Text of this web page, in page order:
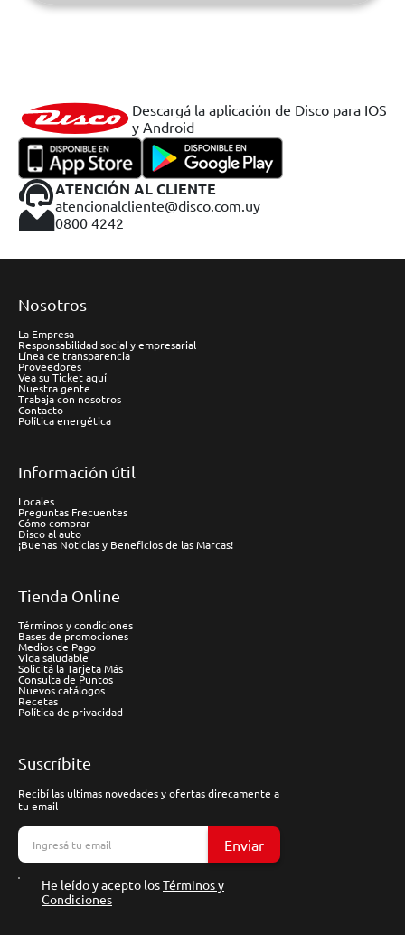
Descargá la aplicación de Disco para IOS
y Android
ATENCIÓN AL CLIENTE
atencionalcliente@disco.com.uy
0800 4242
Nosotros
La Empresa
Responsabilidad social y empresarial
Línea de transparencia
Proveedores
Vea su Ticket aquí
Nuestra gente
Trabaja con nosotros
Contacto
Política energética
Información útil
Locales
Preguntas Frecuentes
Cómo comprar
Disco al auto
¡Buenas Noticias y Beneficios de las Marcas!
Tienda Online
Términos y condiciones
Bases de promociones
Medios de Pago
Vida saludable
Solicitá la Tarjeta Más
Consulta de Puntos
Nuevos catálogos
Recetas
Política de privacidad
Suscríbite
Recibí las ultimas novedades y ofertas direcamente a
tu email
Enviar
He leído y acepto losTérminos y
Condiciones